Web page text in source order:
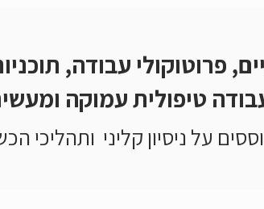
פרוטוקולי עבודה,
טיפולית עמוקה
על ניסיון קליני ותהליכי